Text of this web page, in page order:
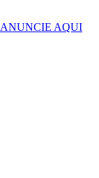
ANUNCIE AQUI